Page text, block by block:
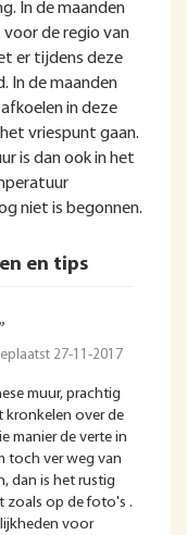
In de maanden
de regio van
er tijdens deze
In de maanden
in deze
vriespunt gaan.
is dan ook in het
niet is begonnen.
en tips
27-11-2017
muur, prachtig
kronkelen over de
manier de verte in
toch ver weg van
dan is het rustig
zoals op de foto's .
voor